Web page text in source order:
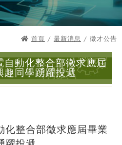
首頁 / 最新消息 / 徵才公告
自動化整合部徵求應屆
趣同學踴躍投遞
化整合部徵求應屆畢業